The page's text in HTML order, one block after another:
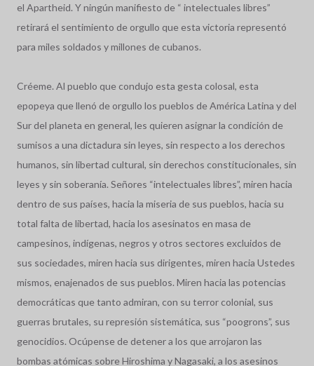
el Apartheid. Y ningún manifiesto de “ intelectuales libres”
retirará el sentimiento de orgullo que esta victoria representó
para miles soldados y millones de cubanos.
Créeme. Al pueblo que condujo esta gesta colosal, esta
epopeya que llenó de orgullo los pueblos de América Latina y del
Sur del planeta en general, les quieren asignar la condición de
sumisos a una dictadura sin leyes, sin respecto a los derechos
humanos, sin libertad cultural, sin derechos constitucionales, sin
leyes y sin soberanía. Señores “intelectuales libres”, miren hacia
dentro de sus países, hacia la miseria de sus pueblos, hacia su
total falta de libertad, hacia los asesinatos en masa de
campesinos, indígenas, negros y otros sectores excluidos de
sus sociedades, miren hacia sus dirigentes, miren hacia Ustedes
mismos, enajenados de sus pueblos. Miren hacia las potencias
democráticas que tanto admiran, con su terror colonial, sus
guerras brutales, su represión sistemática, sus “poogrons”, sus
genocidios. Ocúpense de detener a los que arrojaron las
bombas atómicas sobre Hiroshima y Nagasaki, a los asesinos